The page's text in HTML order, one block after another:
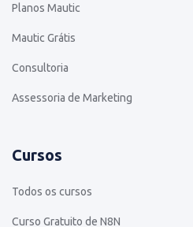
Planos Mautic
Mautic Grátis
Consultoria
Assessoria de Marketing
Cursos
Todos os cursos
Curso Gratuito de N8N